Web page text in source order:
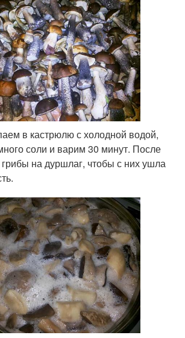
в кастрюлю с холодной водой,
соли и варим 30 минут. После
на дуршлаг, чтобы с них ушла